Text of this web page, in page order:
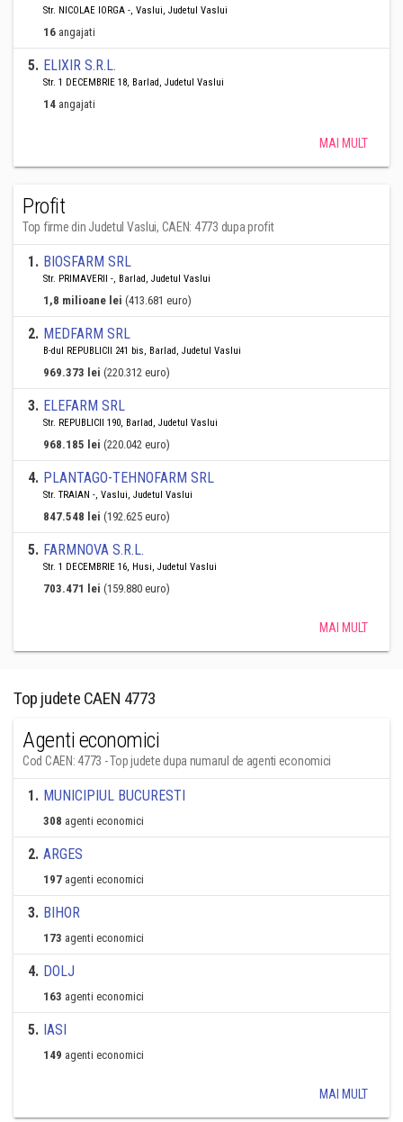
Str. NICOLAE IORGA -, Vaslui, Judetul Vaslui
16 angajati
5. ELIXIR S.R.L.
Str. 1 DECEMBRIE 18, Barlad, Judetul Vaslui
14 angajati
MAI MULT
Profit
Top firme din Judetul Vaslui, CAEN: 4773 dupa profit
1. BIOSFARM SRL
Str. PRIMAVERII -, Barlad, Judetul Vaslui
1,8 milioane lei (413.681 euro)
2. MEDFARM SRL
B-dul REPUBLICII 241 bis, Barlad, Judetul Vaslui
969.373 lei (220.312 euro)
3. ELEFARM SRL
Str. REPUBLICII 190, Barlad, Judetul Vaslui
968.185 lei (220.042 euro)
4. PLANTAGO-TEHNOFARM SRL
Str. TRAIAN -, Vaslui, Judetul Vaslui
847.548 lei (192.625 euro)
5. FARMNOVA S.R.L.
Str. 1 DECEMBRIE 16, Husi, Judetul Vaslui
703.471 lei (159.880 euro)
MAI MULT
Top judete CAEN 4773
Agenti economici
Cod CAEN: 4773 - Top judete dupa numarul de agenti economici
1. MUNICIPIUL BUCURESTI
308 agenti economici
2. ARGES
197 agenti economici
3. BIHOR
173 agenti economici
4. DOLJ
163 agenti economici
5. IASI
149 agenti economici
MAI MULT